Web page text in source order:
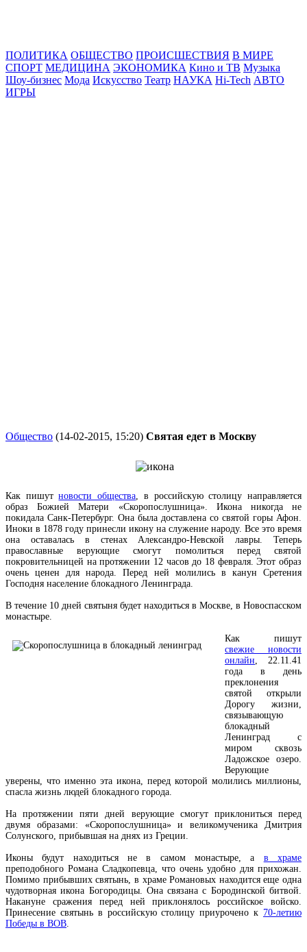
ПОЛИТИКА ОБЩЕСТВО ПРОИСШЕСТВИЯ В МИРЕ
СПОРТ МЕДИЦИНА ЭКОНОМИКА Кино и ТВ Музыка
Шоу-бизнес Мода Искусство Театр НАУКА Hi-Tech АВТО
ИГРЫ
Общество (14-02-2015, 15:20) Святая едет в Москву
Как пишутновости общества, в российскую столицу направляется
образ Божией Матери «Скоропослушница». Икона никогда не
покидала Санк-Петербург. Она была доставлена со святой горы Афон.
Иноки в 1878 году принесли икону на служение народу. Все это время
она оставалась в стенах Александро-Невской лавры. Теперь
православные верующие смогут помолиться перед святой
покровительницей на протяжении 12 часов до 18 февраля. Этот образ
очень ценен для народа. Перед ней молились в канун Сретения
Господня население блокадного Ленинграда.
В течение 10 дней святыня будет находиться в Москве, в Новоспасском
монастыре.
Как пишут
свежие новости
онлайн, 22.11.41
года в день
преклонения
святой открыли
Дорогу жизни,
связывающую
блокадный
Ленинград с
миром сквозь
Ладожское озеро.
Верующие
уверены, что именно эта икона, перед которой молились миллионы,
спасла жизнь людей блокадного города.
На протяжении пяти дней верующие смогут приклониться перед
двумя образами: «Скоропослушница» и великомученика Дмитрия
Солунского, прибывшая на днях из Греции.
Иконы будут находиться не в самом монастыре, а в храме
преподобного Романа Сладкопевца, что очень удобно для прихожан.
Помимо прибывших святынь, в храме Романовых находится еще одна
чудотворная икона Богородицы. Она связана с Бородинской битвой.
Накануне сражения перед ней приклонялось российское войско.
Принесение святынь в российскую столицу приурочено к 70-летию
Победы в ВОВ.